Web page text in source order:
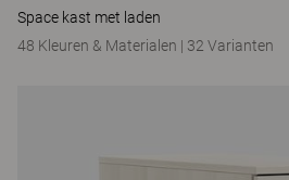
Space kast met laden
48 Kleuren & Materialen | 32 Varianten